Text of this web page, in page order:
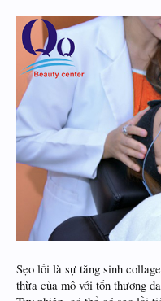
Sẹo lồi là sự tăng sinh
thừa của mô với tổn thương